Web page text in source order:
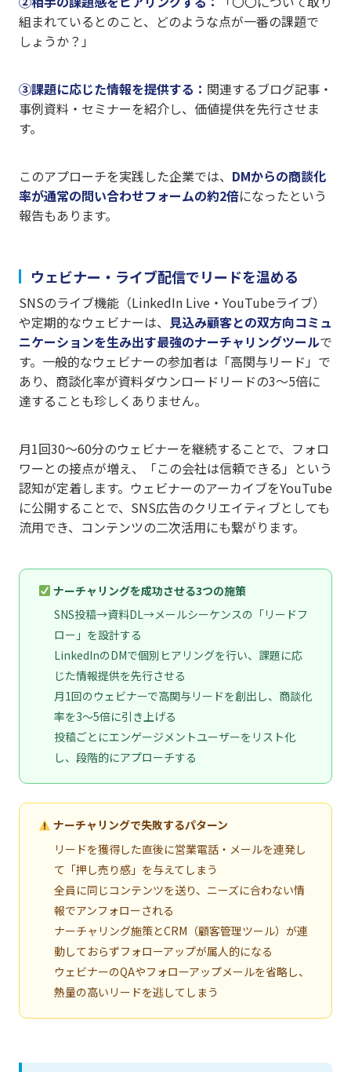
組まれているとのこと、どのような点が一番の課題で
しょうか？」
③課題に応じた情報を提供する： 関連するブログ記事・
事例資料・セミナーを紹介し、価値提供を先行させま
す。
このアプローチを実践した企業では、 DMからの商談化
率が通常の問い合わせフォームの約2倍になったという
報告もあります。
ウェビナー・ライブ配信でリードを温める
SNSのライブ機能（LinkedIn Live・YouTubeライブ）
や定期的なウェビナーは、 見込み顧客との双方向コミュ
ニケーションを生み出す最強のナーチャリングツールで
す。一般的なウェビナーの参加者は「高関与リード」で
あり、商談化率が資料ダウンロードリードの3〜5倍に
達することも珍しくありません。
月1回30〜60分のウェビナーを継続することで、フォロ
ワーとの接点が増え、「この会社は信頼できる」という
認知が定着します。ウェビナーのアーカイブをYouTube
に公開することで、SNS広告のクリエイティブとしても
流用でき、コンテンツの二次活用にも繋がります。
ナーチャリングを成功させる3つの施策
SNS投稿→資料DL→メールシーケンスの「リードフ
ロー」を設計する
LinkedInのDMで個別ヒアリングを行い、課題に応
じた情報提供を先行させる
月1回のウェビナーで高関与リードを創出し、商談化
率を3〜5倍に引き上げる
投稿ごとにエンゲージメントユーザーをリスト化
し、段階的にアプローチする
ナーチャリングで失敗するパターン
リードを獲得した直後に営業電話・メールを連発し
て「押し売り感」を与えてしまう
全員に同じコンテンツを送り、ニーズに合わない情
報でアンフォローされる
ナーチャリング施策とCRM（顧客管理ツール）が連
動しておらずフォローアップが属人的になる
ウェビナーのQAやフォローアップメールを省略し、
熱量の高いリードを逃してしまう